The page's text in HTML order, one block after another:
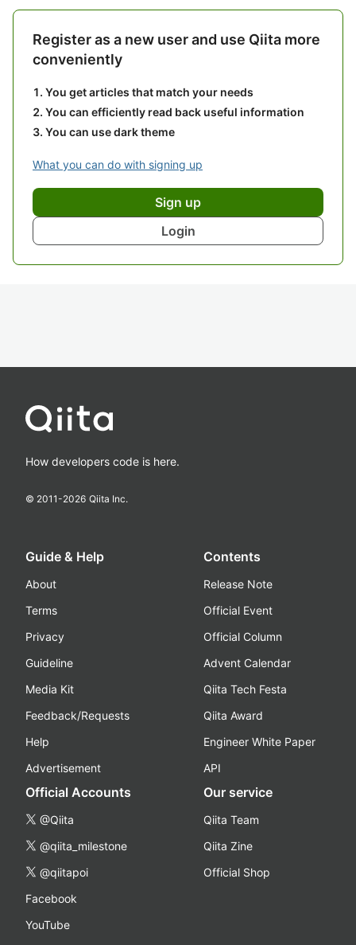
Register as a new user and use Qiita more
conveniently
You get articles that match your needs
You can efficiently read back useful information
You can use dark theme
What you can do with signing up
Sign up
Login
How developers code is here.
© 2011-2026 Qiita Inc.
Guide & Help
About
Terms
Privacy
Guideline
Media Kit
Feedback/Requests
Help
Advertisement
Contents
Release Note
Official Event
Official Column
Advent Calendar
Qiita Tech Festa
Qiita Award
Engineer White Paper
API
Official Accounts
@Qiita
@qiita_milestone
@qiitapoi
Facebook
YouTube
Our service
Qiita Team
Qiita Zine
Official Shop